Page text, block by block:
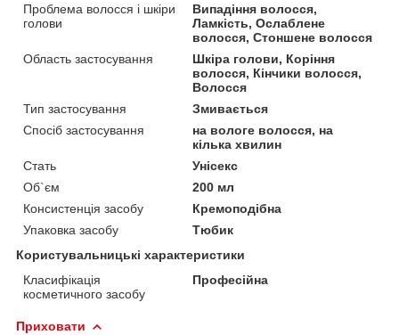
Проблема волосся і шкіри
голови
Випадіння волосся,
Ламкість, Ослаблене
волосся, Стоншене волосся
Область застосування
Шкіра голови, Коріння
волосся, Кінчики волосся,
Волосся
Тип застосування
Змивається
Спосіб застосування
на вологе волосся, на
кілька хвилин
Стать
Унісекс
Об`єм
200 мл
Консистенція засобу
Кремоподібна
Упаковка засобу
Тюбик
Користувальницькі характеристики
Класифікація
косметичного засобу
Професійна
Приховати